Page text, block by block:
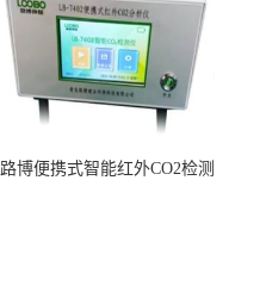
路博便携式智能红外CO2检测